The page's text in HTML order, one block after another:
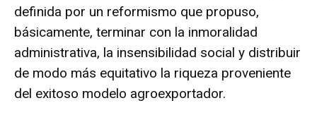
definida por un reformismo que propuso,
básicamente, terminar con la inmoralidad
administrativa, la insensibilidad social y distribuir
de modo más equitativo la riqueza proveniente
del exitoso modelo agroexportador.